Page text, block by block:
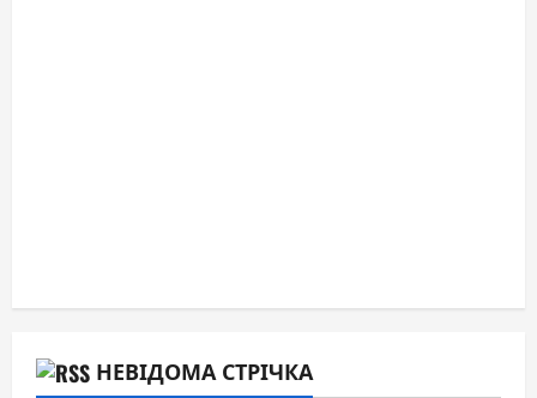
НЕВІДОМА СТРІЧКА